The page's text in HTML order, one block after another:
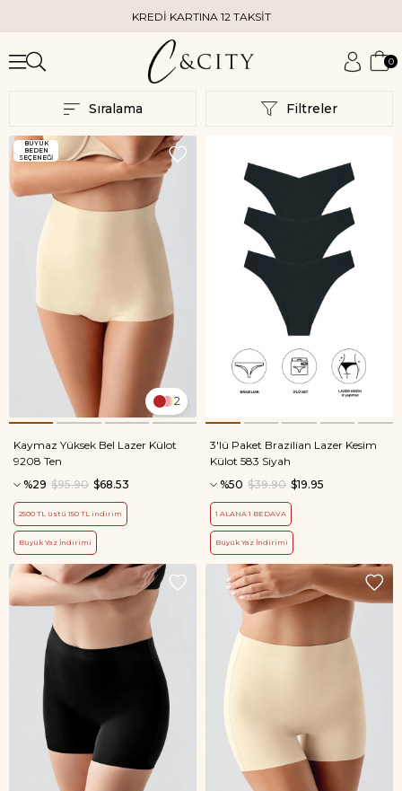
KREDİ KARTINA 12 TAKSİT
0
Filtreler
Sıralama
2
Kaymaz Yüksek Bel Lazer Külot
9208 Ten
%29
$68.53
$95.90
2500 TL üstü 150 TL indirim
Büyük Yaz İndirimi
BÜYÜK
BEDEN
SEÇENEĞİ
3'lü Paket Brazilian Lazer Kesim
Külot 583 Siyah
%50
$19.95
$39.90
1 ALANA 1 BEDAVA
Büyük Yaz İndirimi